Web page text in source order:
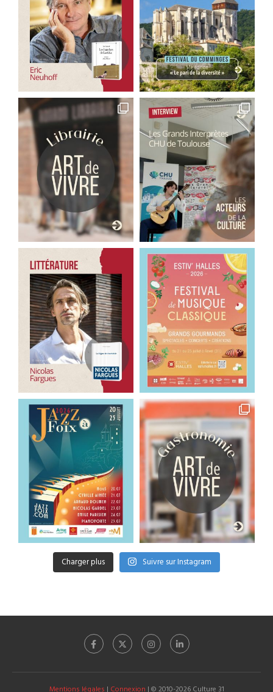
Charger plus Suivre sur Instagram
Mentions légales | Connexion | © 2010-2026 Culture 31